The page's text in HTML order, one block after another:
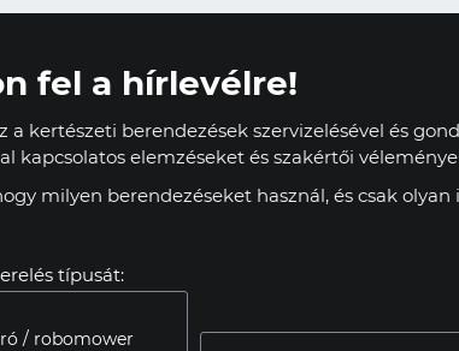
fel a hírlevélre!
a kertészeti berendezések szervizelésével és
kapcsolatos elemzéseket és szakértői
milyen berendezéseket használ, és csak
típusát: